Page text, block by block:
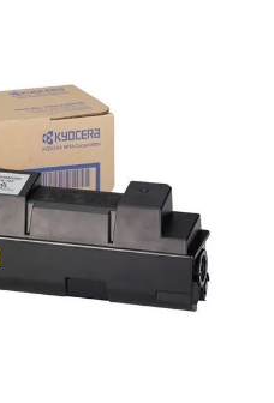
1T02J20EU0 / TK-